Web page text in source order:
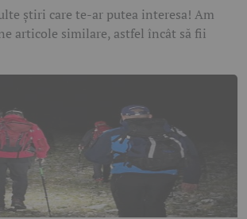
știri care te-ar putea interesa! Am
articole similare, astfel încât să fii